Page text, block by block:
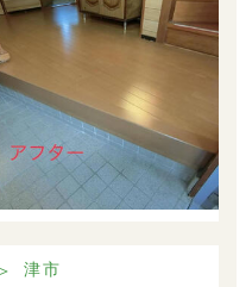
津市